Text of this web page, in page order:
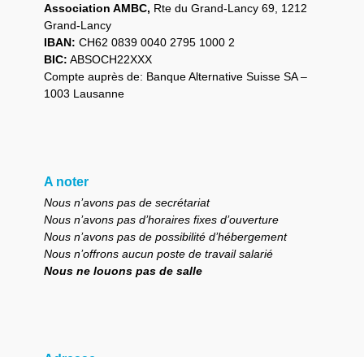
Association AMBC, Rte du Grand-Lancy 69, 1212
Grand-Lancy
IBAN: CH62 0839 0040 2795 1000 2
BIC: ABSOCH22XXX
Compte auprès de: Banque Alternative Suisse SA –
1003 Lausanne
A noter
Nous n’avons pas de secrétariat
Nous n’avons pas d’horaires fixes d’ouverture
Nous n’avons pas de possibilité d’hébergement
Nous n’offrons aucun poste de travail salarié
Nous ne louons pas de salle